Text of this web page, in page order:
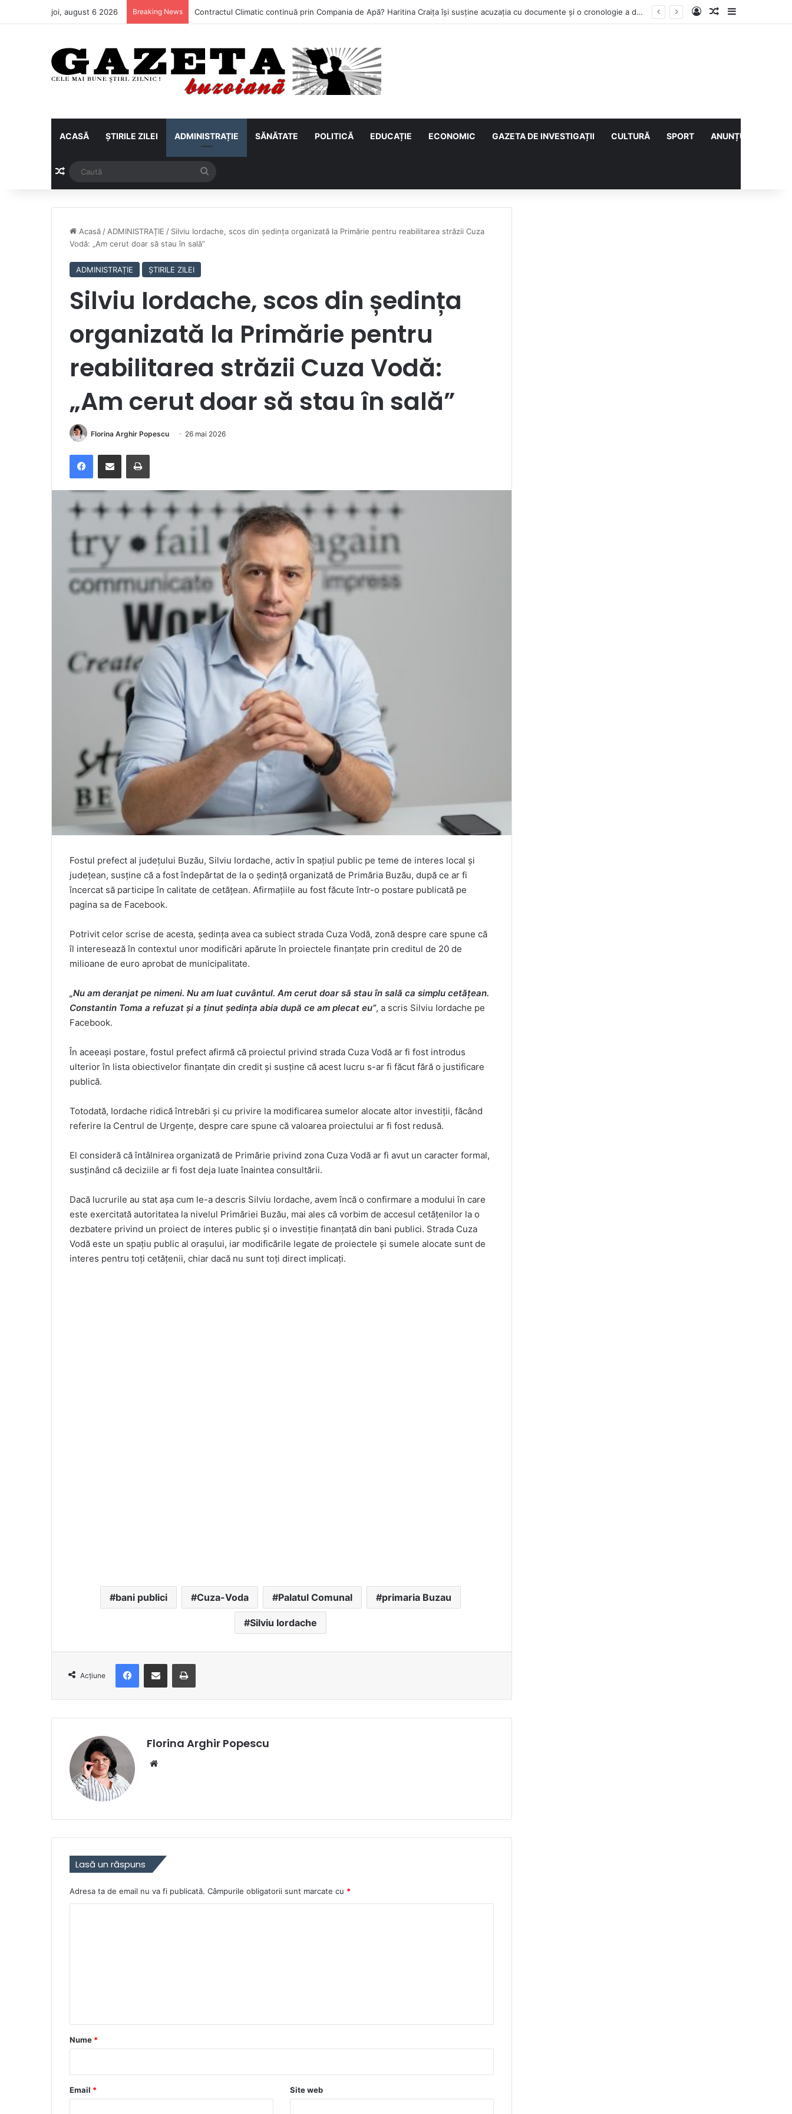
joi, august 6 2026 Breaking News Contractul Climatic continuă prin Compania de Apă? Haritina Craița își susține acuzația cu documente și o cronologie a deciziilor Log InArticol aleatoriu
Sidebar
ACASĂ ȘTIRILE ZILEI ADMINISTRAȚIE SĂNĂTATE POLITICĂ EDUCAȚIE ECONOMIC GAZETA DE INVESTIGAȚII CULTURĂ SPORT ANUNȚURI
Articol aleatoriu
Acasă / ADMINISTRAȚIE / Silviu Iordache, scos din ședința organizată la Primărie pentru reabilitarea străzii Cuza
Vodă: „Am cerut doar să stau în sală”
ADMINISTRAȚIE ȘTIRILE ZILEI
Silviu Iordache, scos din ședința
organizată la Primărie pentru
reabilitarea străzii Cuza Vodă:
„Am cerut doar să stau în sală”
Florina Arghir Popescu 26 mai 2026
FacebookDistribuie prin e-mail Imprimare
Fostul prefect al județului Buzău, Silviu Iordache, activ în spațiul public pe teme de interes local și
județean, susține că a fost îndepărtat de la o ședință organizată de Primăria Buzău, după ce ar fi
încercat să participe în calitate de cetățean. Afirmațiile au fost făcute într-o postare publicată pe
pagina sa de Facebook.
Potrivit celor scrise de acesta, ședința avea ca subiect strada Cuza Vodă, zonă despre care spune că
îl interesează în contextul unor modificări apărute în proiectele finanțate prin creditul de 20 de
milioane de euro aprobat de municipalitate.
„Nu am deranjat pe nimeni. Nu am luat cuvântul. Am cerut doar să stau în sală ca simplu cetățean.
Constantin Toma a refuzat și a ținut ședința abia după ce am plecat eu”, a scris Silviu Iordache pe
Facebook.
În aceeași postare, fostul prefect afirmă că proiectul privind strada Cuza Vodă ar fi fost introdus
ulterior în lista obiectivelor finanțate din credit și susține că acest lucru s-ar fi făcut fără o justificare
publică.
Totodată, Iordache ridică întrebări și cu privire la modificarea sumelor alocate altor investiții, făcând
referire la Centrul de Urgențe, despre care spune că valoarea proiectului ar fi fost redusă.
El consideră că întâlnirea organizată de Primărie privind zona Cuza Vodă ar fi avut un caracter formal,
susținând că deciziile ar fi fost deja luate înaintea consultării.
Dacă lucrurile au stat așa cum le-a descris Silviu Iordache, avem încă o confirmare a modului în care
este exercitată autoritatea la nivelul Primăriei Buzău, mai ales că vorbim de accesul cetățenilor la o
dezbatere privind un proiect de interes public și o investiție finanțată din bani publici. Strada Cuza
Vodă este un spațiu public al orașului, iar modificările legate de proiectele și sumele alocate sunt de
interes pentru toți cetățenii, chiar dacă nu sunt toți direct implicați.
bani publici Cuza-Voda Palatul Comunal primaria Buzau
Silviu Iordache
Acțiune
FacebookDistribuie prin e-mail Imprimare
Florina Arghir Popescu
Lasă un răspuns
Adresa ta de email nu va fi publicată. Câmpurile obligatorii sunt marcate cu *
r
*
Nume *
Email * Site web